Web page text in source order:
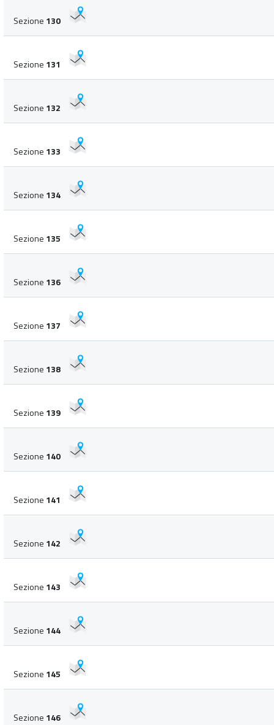
Sezione 130
Sezione 131
Sezione 132
Sezione 133
Sezione 134
Sezione 135
Sezione 136
Sezione 137
Sezione 138
Sezione 139
Sezione 140
Sezione 141
Sezione 142
Sezione 143
Sezione 144
Sezione 145
Sezione 146